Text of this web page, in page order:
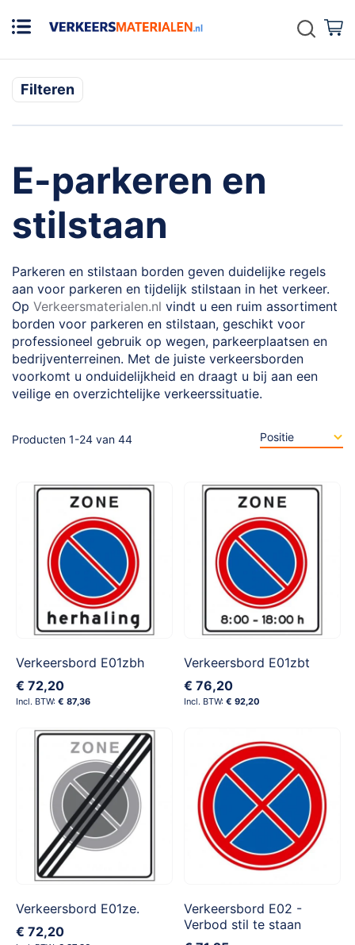
Zoek
E-parkeren en
stilstaan
Parkeren en stilstaan borden geven duidelijke regels
aan voor parkeren en tijdelijk stilstaan in het verkeer.
Op Verkeersmaterialen.nl vindt u een ruim assortiment
borden voor parkeren en stilstaan, geschikt voor
professioneel gebruik op wegen, parkeerplaatsen en
bedrijventerreinen. Met de juiste verkeersborden
voorkomt u onduidelijkheid en draagt u bij aan een
veilige en overzichtelijke verkeerssituatie.
Producten 1-24 van 44
Verkeersbord E01zbh
€ 72,20
€ 87,36
Verkeersbord E01zbt
€ 76,20
€ 92,20
Verkeersbord E01ze.
€ 72,20
Verkeersbord E02 -
Verbod stil te staan
Filteren